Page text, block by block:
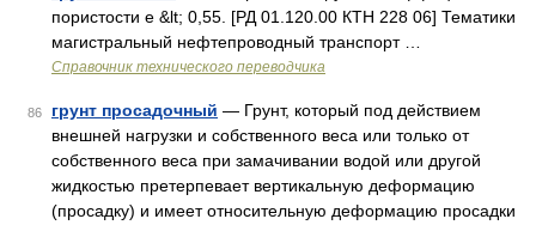
пористости е &lt; 0,55. [РД 01.120.00 КТН 228 06] Тематики
магистральный нефтепроводный транспорт …
Справочник технического переводчика
86 грунт просадочный — Грунт, который под действием
внешней нагрузки и собственного веса или только от
собственного веса при замачивании водой или другой
жидкостью претерпевает вертикальную деформацию
(просадку) и имеет относительную деформацию просадки